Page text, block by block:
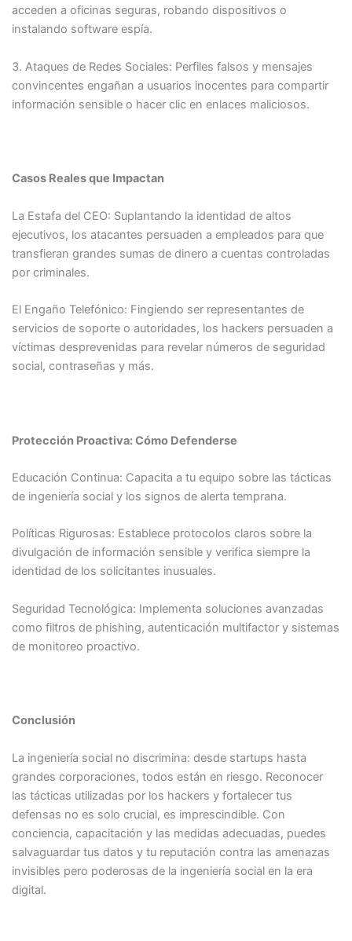
acceden a oficinas seguras, robando dispositivos o
instalando software espía.​
3. Ataques de Redes Sociales: Perfiles falsos y mensajes
convincentes engañan a usuarios inocentes para compartir
información sensible o hacer clic en enlaces maliciosos.​
Casos Reales que Impactan
La Estafa del CEO: Suplantando la identidad de altos
ejecutivos, los atacantes persuaden a empleados para que
transfieran grandes sumas de dinero a cuentas controladas
por criminales.​
El Engaño Telefónico: Fingiendo ser representantes de
servicios de soporte o autoridades, los hackers persuaden a
víctimas desprevenidas para revelar números de seguridad
social, contraseñas y más.​
Protección Proactiva: Cómo Defenderse
Educación Continua: Capacita a tu equipo sobre las tácticas
de ingeniería social y los signos de alerta temprana.​
Políticas Rigurosas: Establece protocolos claros sobre la
divulgación de información sensible y verifica siempre la
identidad de los solicitantes inusuales.​
Seguridad Tecnológica: Implementa soluciones avanzadas
como filtros de phishing, autenticación multifactor y sistemas
de monitoreo proactivo.​
Conclusión
La ingeniería social no discrimina: desde startups hasta
grandes corporaciones, todos están en riesgo. Reconocer
las tácticas utilizadas por los hackers y fortalecer tus
defensas no es solo crucial, es imprescindible. Con
conciencia, capacitación y las medidas adecuadas, puedes
salvaguardar tus datos y tu reputación contra las amenazas
invisibles pero poderosas de la ingeniería social en la era
digital.​